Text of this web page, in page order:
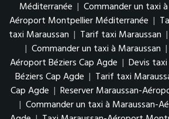
Méditerranée | Commander un taxi
Aéroport Montpellier Méditerranée |
taxi Maraussan | Tarif taxi Maraussan |
| Commander un taxi à Maraussan |
Aéroport Béziers Cap Agde | Devis
Béziers Cap Agde | Tarif taxi
Cap Agde | Reserver Maraussan-
| Commander un taxi à Maraussan-